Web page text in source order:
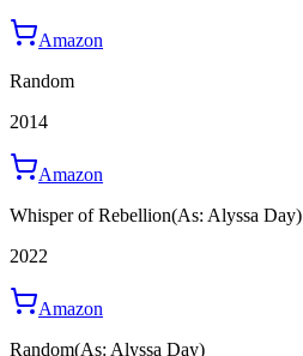
Amazon
Random
2014
Amazon
Whisper of Rebellion(As: Alyssa Day)
2022
Amazon
Random(As: Alyssa Day)